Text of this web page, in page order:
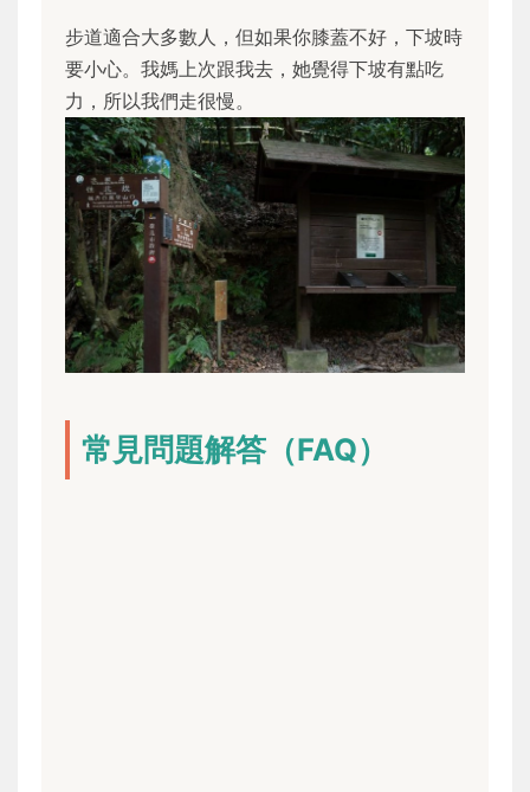
步道適合大多數人，但如果你膝蓋不好，下坡時
要小心。我媽上次跟我去，她覺得下坡有點吃
力，所以我們走很慢。
常見問題解答（FAQ）